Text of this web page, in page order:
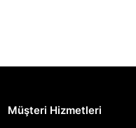
Müşteri Hizmetleri